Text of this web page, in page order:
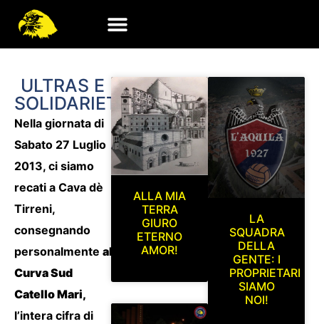
ULTRAS E
SOLIDARIETA’
Nella giornata di
Sabato 27 Luglio
2013, ci siamo
recati a Cava dè
Tirreni,
consegnando
personalmente alla
Curva Sud
Catello Mari,
l’intera cifra di
ALLA MIA
TERRA
GIURO
ETERNO
AMOR!
LA
SQUADRA
DELLA
GENTE: I
PROPRIETARI
SIAMO
NOI!